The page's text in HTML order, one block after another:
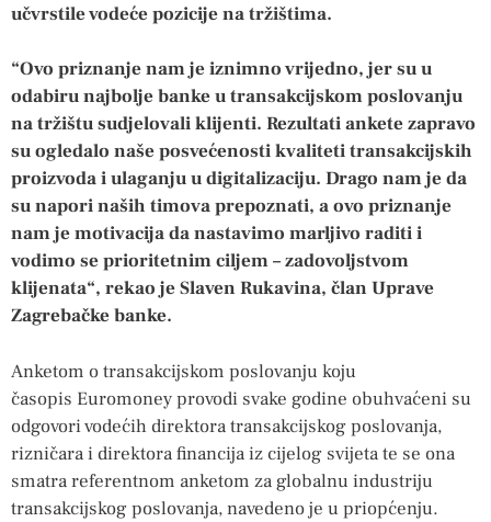
učvrstile vodeće pozicije na tržištima.
“Ovo priznanje nam je iznimno vrijedno, jer su u
odabiru najbolje banke u transakcijskom poslovanju
na tržištu sudjelovali klijenti. Rezultati ankete zapravo
su ogledalo naše posvećenosti kvaliteti transakcijskih
proizvoda i ulaganju u digitalizaciju. Drago nam je da
su napori naših timova prepoznati, a ovo priznanje
nam je motivacija da nastavimo marljivo raditi i
vodimo se prioritetnim ciljem – zadovoljstvom
klijenata“, rekao je Slaven Rukavina, član Uprave
Zagrebačke banke.
Anketom o transakcijskom poslovanju koju
časopis Euromoney provodi svake godine obuhvaćeni su
odgovori vodećih direktora transakcijskog poslovanja,
rizničara i direktora financija iz cijelog svijeta te se ona
smatra referentnom anketom za globalnu industriju
transakcijskog poslovanja, navedeno je u priopćenju.